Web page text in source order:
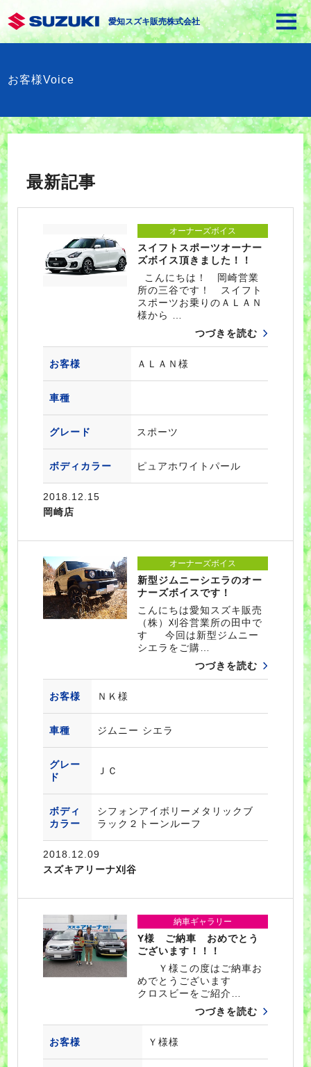
愛知スズキ販売株式会社
お客様Voice
最新記事
オーナーズボイス
スイフトスポーツオーナー
ズボイス頂きました！！
こんにちは！ 岡崎営業
所の三谷です！ スイフト
スポーツお乗りのＡＬＡＮ
様から …
つづきを読む
お客様 ＡＬＡＮ様
車種
グレード スポーツ
ボディカラー ピュアホワイトパール
2018.12.15
岡崎店
オーナーズボイス
新型ジムニーシエラのオー
ナーズボイスです！
こんにちは愛知スズキ販売
（株）刈谷営業所の田中で
す 今回は新型ジムニー
シエラをご購…
つづきを読む
お客様 ＮＫ様
車種 ジムニー シエラ
グレー
ド
ＪＣ
ボディ
カラー
シフォンアイボリーメタリックブ
ラック２トーンルーフ
2018.12.09
スズキアリーナ刈谷
納車ギャラリー
Y様 ご納車 おめでとう
ございます！！！
Ｙ様この度はご納車お
めでとうございます
クロスビーをご紹介…
つづきを読む
お客様 Ｙ様様